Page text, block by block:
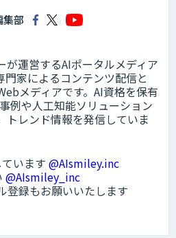
部
が運営するAIポータルメディア
門家によるコンテンツ配信と
メディアです。AI資格を保有
例や人工知能ソリューション
トレンド情報を発信していま
います @AIsmiley.inc
@AIsmiley_inc
登録もお願いいたします